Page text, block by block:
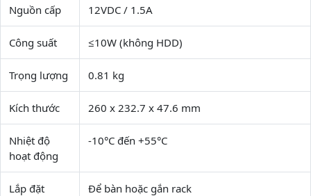
Nguồn cấp 12VDC / 1.5A
Công suất ≤10W (không HDD)
Trọng lượng 0.81 kg
Kích thước 260 x 232.7 x 47.6 mm
Nhiệt độ
hoạt động
-10°C đến +55°C
Lắp đặt Để bàn hoặc gắn rack